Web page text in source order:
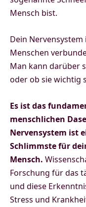
Mensch bist.
Dein
Menschen
Man kann darüber
oder ob sie wichtig
Es ist das
menschlichen
Nervensystem ist
Schlimmste für
Mensch.
Forschung für das
und diese
Stress und